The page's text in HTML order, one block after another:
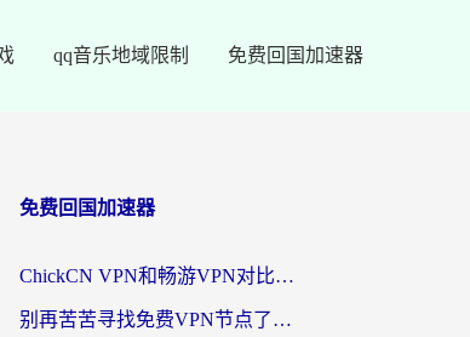
qq音乐地域限制 免费回国加速器
免费回国加速器
ChickCN VPN和畅游VPN对比哪个回国效果更好？海外党必看的回国加速器选择指南
别再苦苦寻找免费VPN节点了，这才是海外访问国内资源的正确姿势